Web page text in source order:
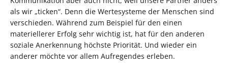
als wir „ticken“. Denn die Wertesysteme der Menschen sind
verschieden. Während zum Beispiel für den einen
materiellerer Erfolg sehr wichtig ist, hat für den anderen
soziale Anerkennung höchste Priorität. Und wieder ein
anderer möchte vor allem Aufregendes erleben.